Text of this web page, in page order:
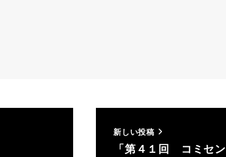
新しい投稿
「第４１回 コミセ